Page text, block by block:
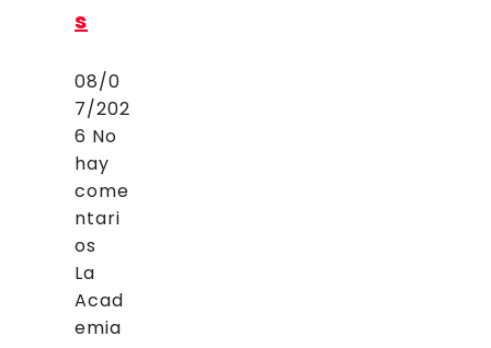
s
08/0
7/202
6 No
hay
come
ntari
os
La
Acad
emia